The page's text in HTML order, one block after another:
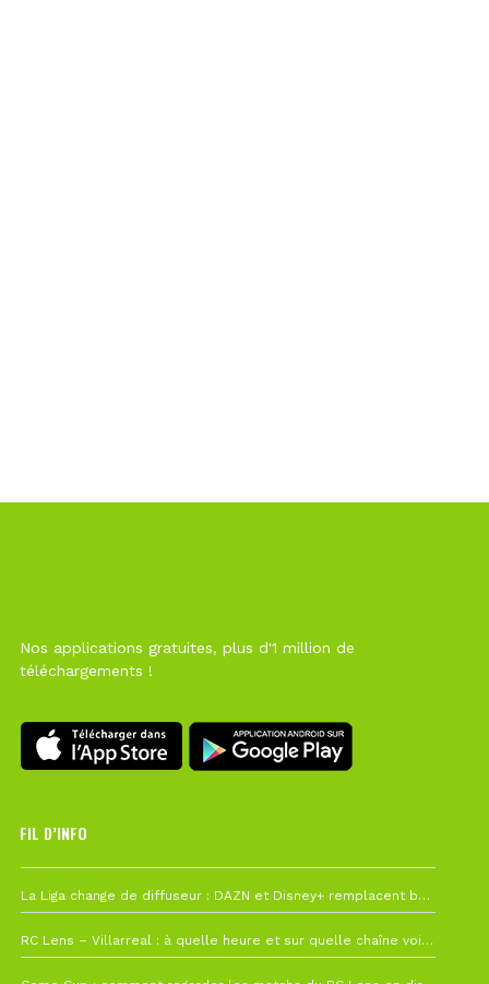
Nos applications gratuites, plus d'1 million de
téléchargements !
FIL D’INFO
La Liga change de diffuseur : DAZN et Disney+ remplacent beIN Sports !
RC Lens – Villarreal : à quelle heure et sur quelle chaîne voir la finale de la Como Cup ?